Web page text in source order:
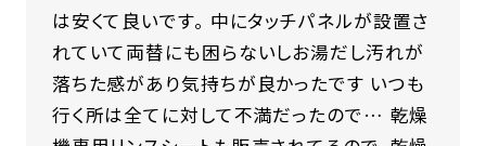
は安くて良いです。 中にタッチパネルが設置さ
れていて両替にも困らないしお湯だし汚れが
落ちた感があり気持ちが良かったです いつも
行く所は全てに対して不満だったので… 乾燥